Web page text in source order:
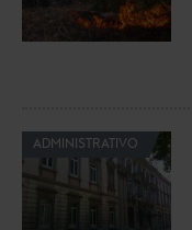
ADMINISTRATIVO